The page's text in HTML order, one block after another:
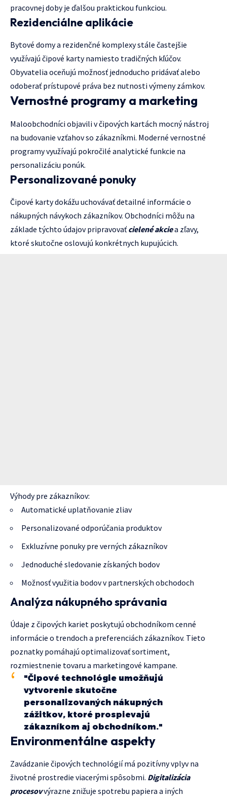
pracovnej doby je ďalšou praktickou funkciou.
Rezidenciálne aplikácie
Bytové domy a rezidenčné komplexy stále častejšie
využívajú čipové karty namiesto tradičných kľúčov.
Obyvatelia oceňujú možnosť jednoducho pridávať alebo
odoberať prístupové práva bez nutnosti výmeny zámkov.
Vernostné programy a marketing
Maloobchodníci objavili v čipových kartách mocný nástroj
na budovanie vzťahov so zákazníkmi. Moderné vernostné
programy využívajú pokročilé analytické funkcie na
personalizáciu ponúk.
Personalizované ponuky
Čipové karty dokážu uchovávať detailné informácie o
nákupných návykoch zákazníkov. Obchodníci môžu na
základe týchto údajov pripravovať cielené akciea zľavy,
ktoré skutočne oslovujú konkrétnych kupujúcich.
Výhody pre zákazníkov:
Automatické uplatňovanie zliav
Personalizované odporúčania produktov
Exkluzívne ponuky pre verných zákazníkov
Jednoduché sledovanie získaných bodov
Možnosť využitia bodov v partnerských obchodoch
Analýza nákupného správania
Údaje z čipových kariet poskytujú obchodníkom cenné
informácie o trendoch a preferenciách zákazníkov. Tieto
poznatky pomáhajú optimalizovať sortiment,
rozmiestnenie tovaru a marketingové kampane.
"Čipové technológie umožňujú
vytvorenie skutočne
personalizovaných nákupných
zážitkov, ktoré prospievajú
zákazníkom aj obchodníkom."
Environmentálne aspekty
Zavádzanie čipových technológií má pozitívny vplyv na
životné prostredie viacerými spôsobmi. Digitalizácia
procesovvýrazne znižuje spotrebu papiera a iných